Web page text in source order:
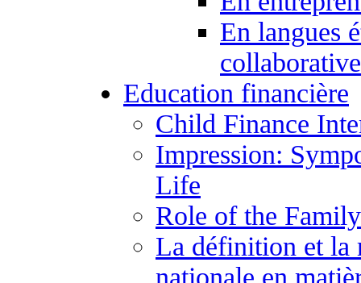
En langues
Education financière
Child Finance
Impression:
Life
Role of the
La définition et la
nationale en